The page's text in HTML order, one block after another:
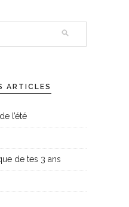
ARTICLES
l’été
de tes 3 ans